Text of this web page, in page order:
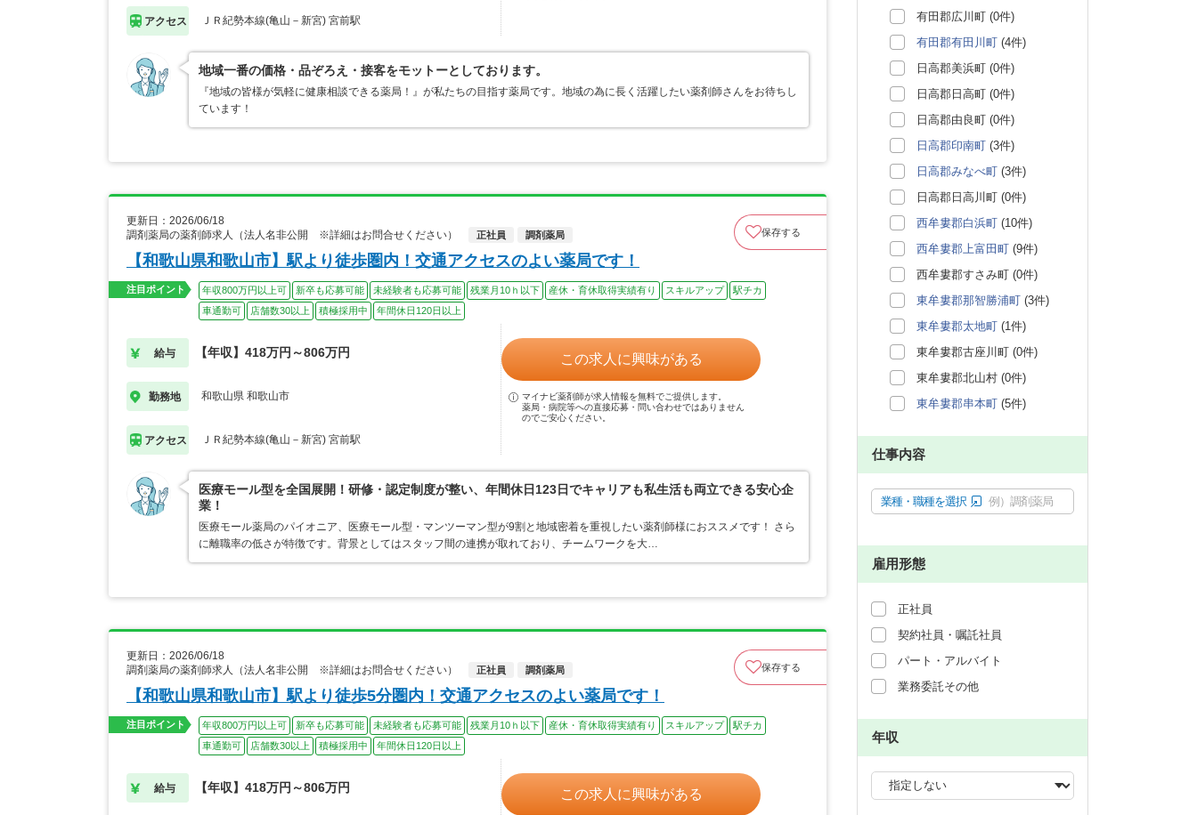
アクセス ＪＲ紀勢本線(亀山－新宮) 宮前駅
地域一番の価格・品ぞろえ・接客をモットーとしております。
『地域の皆様が気軽に健康相談できる薬局！』が私たちの目指す薬局です。地域の為に長く活躍したい薬剤師さんをお待ちし
ています！
更新日：2026/06/18
調剤薬局の薬剤師求人（法人名非公開 ※詳細はお問合せください）
正社員 調剤薬局 保存する
【和歌山県和歌山市】駅より徒歩圏内！交通アクセスのよい薬局です！
注目ポイント 年収800万円以上可 新卒も応募可能 未経験者も応募可能 残業月10ｈ以下 産休・育休取得実績有り スキルアップ
駅チカ
車通勤可
店舗数30以上 積極採用中 年間休日120日以上
給与 【年収】418万円～806万円
勤務地 和歌山県 和歌山市
アクセス ＪＲ紀勢本線(亀山－新宮) 宮前駅
この求人に興味がある
マイナビ薬剤師が求人情報を無料でご提供します。
薬局・病院等への直接応募・問い合わせではありません
のでご安心ください。
医療モール型を全国展開！研修・認定制度が整い、年間休日123日でキャリアも私生活も両立できる安心企
業！
医療モール薬局のパイオニア、医療モール型・マンツーマン型が9割と地域密着を重視したい薬剤師様におススメです！ さら
に離職率の低さが特徴です。背景としてはスタッフ間の連携が取れており、チームワークを大…
更新日：2026/06/18
調剤薬局の薬剤師求人（法人名非公開 ※詳細はお問合せください）
正社員 調剤薬局 保存する
【和歌山県和歌山市】駅より徒歩5分圏内！交通アクセスのよい薬局です！
注目ポイント 年収800万円以上可 新卒も応募可能 未経験者も応募可能 残業月10ｈ以下 産休・育休取得実績有り スキルアップ
駅チカ
車通勤可
店舗数30以上 積極採用中 年間休日120日以上
給与 【年収】418万円～806万円 この求人に興味がある
有田郡広川町 (0件)
有田郡有田川町 (4件)
日高郡美浜町 (0件)
日高郡日高町 (0件)
日高郡由良町 (0件)
日高郡印南町 (3件)
日高郡みなべ町 (3件)
日高郡日高川町 (0件)
西牟婁郡白浜町 (10件)
西牟婁郡上富田町 (9件)
西牟婁郡すさみ町 (0件)
東牟婁郡那智勝浦町 (3件)
東牟婁郡太地町 (1件)
東牟婁郡古座川町 (0件)
東牟婁郡北山村 (0件)
東牟婁郡串本町 (5件)
仕事内容
業種・職種を選択 例）調剤薬局
雇用形態
正社員
契約社員・嘱託社員
パート・アルバイト
業務委託その他
年収